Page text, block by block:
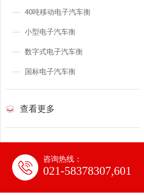
40吨移动电子汽车衡
小型电子汽车衡
数字式电子汽车衡
国标电子汽车衡
查看更多
咨询热线：
021-58378307,601